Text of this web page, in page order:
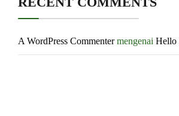
A WordPress Commentermengenai Hello